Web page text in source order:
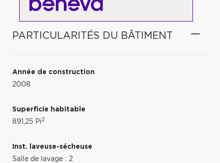
PARTICULARITÉS DU BÂTIMENT
Année de construction
2008
Superficie habitable
891,25 Pi2
Inst. laveuse-sécheuse
Salle de lavage : 2